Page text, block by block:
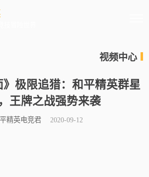
视频中心
》极限追猎：和平精英群星
王牌之战强势来袭
精英电竞君 2020-09-12